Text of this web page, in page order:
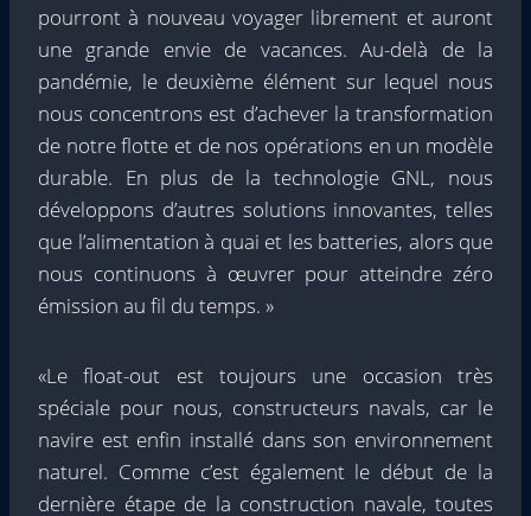
pourront à nouveau voyager librement et auront
une grande envie de vacances. Au-delà de la
pandémie, le deuxième élément sur lequel nous
nous concentrons est d’achever la transformation
de notre flotte et de nos opérations en un modèle
durable. En plus de la technologie GNL, nous
développons d’autres solutions innovantes, telles
que l’alimentation à quai et les batteries, alors que
nous continuons à œuvrer pour atteindre zéro
émission au fil du temps. »
«Le float-out est toujours une occasion très
spéciale pour nous, constructeurs navals, car le
navire est enfin installé dans son environnement
naturel. Comme c’est également le début de la
dernière étape de la construction navale, toutes